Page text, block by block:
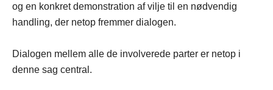
og en konkret demonstration af vilje til en nødvendig
handling, der netop fremmer dialogen.
Dialogen mellem alle de involverede parter er netop i
denne sag central.